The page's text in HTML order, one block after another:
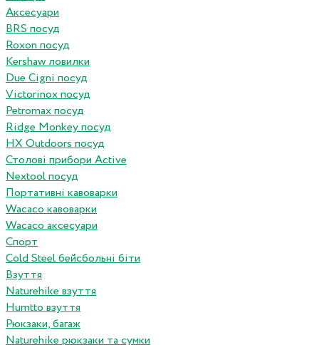
Аксесуари
BRS посуд
Roxon посуд
Kershaw ловилки
Due Cigni посуд
Victorinox посуд
Petromax посуд
Ridge Monkey посуд
HX Outdoors посуд
Столові прибори Active
Nextool посуд
Портативні кавоварки
Wacaco кавоварки
Wacaco аксесуари
Спорт
Cold Steel бейсбольні біти
Взуття
Naturehike взуття
Humtto взуття
Рюкзаки, багаж
Naturehike рюкзаки та сумки